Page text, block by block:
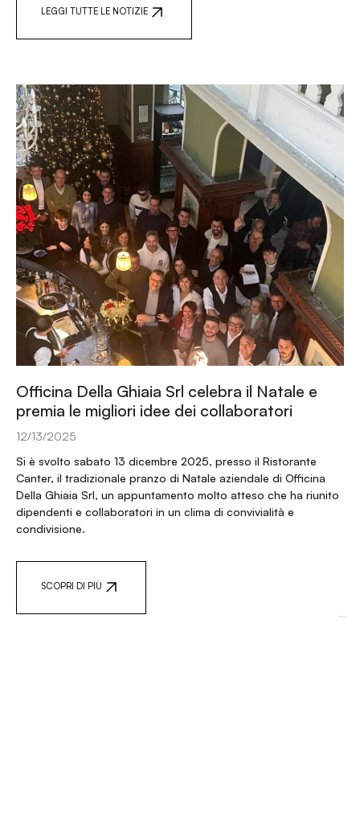
LEGGI TUTTE LE NOTIZIE
Officina Della Ghiaia Srl celebra il Natale e
premia le migliori idee dei collaboratori
12/13/2025
Si è svolto sabato 13 dicembre 2025, presso il Ristorante
Canter, il tradizionale pranzo di Natale aziendale di Officina
Della Ghiaia Srl, un appuntamento molto atteso che ha riunito
dipendenti e collaboratori in un clima di convivialità e
condivisione.
SCOPRI DI PIÙ